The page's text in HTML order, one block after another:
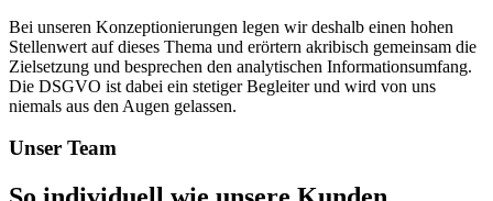
Bei unseren Konzeptionierungen legen wir deshalb einen hohen
Stellenwert auf dieses Thema und erörtern akribisch gemeinsam die
Zielsetzung und besprechen den analytischen Informationsumfang.
Die DSGVO ist dabei ein stetiger Begleiter und wird von uns
niemals aus den Augen gelassen.
Unser Team